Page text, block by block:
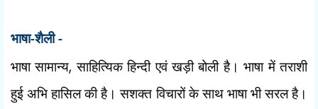
भाषा-शैली -
भाषा सामान्य,साहित्यिक हिन्दी एवं खड़ी बोली है। भाषा में तराशी
हुई अभिहासिल की है। सशक्त विचारों के साथ भाषा भी सरल है।